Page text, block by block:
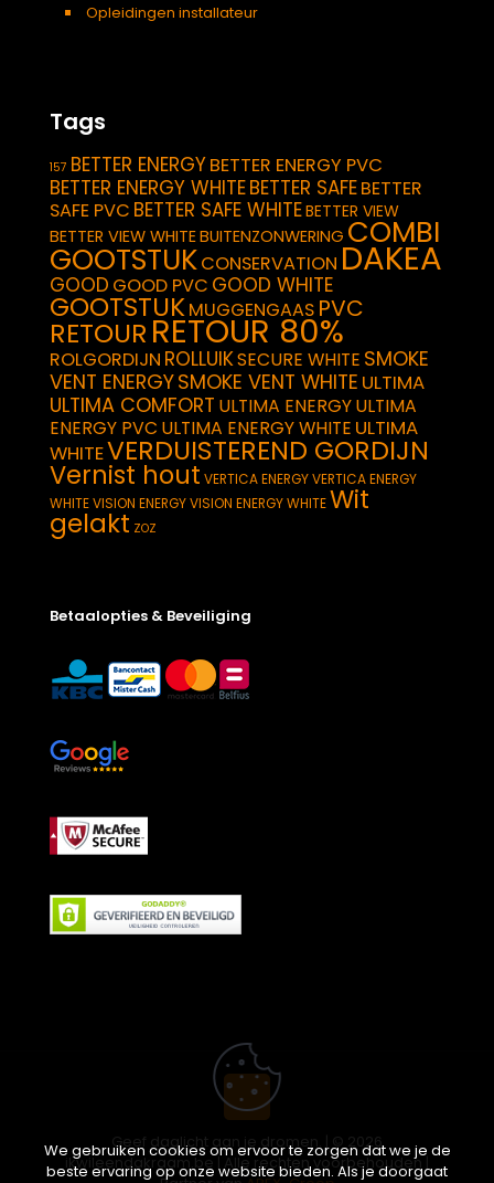
Opleidingen installateur
Tags
157 BETTER ENERGYBETTER ENERGY PVC
BETTER ENERGY WHITEBETTER SAFEBETTER
SAFE PVC BETTER SAFE WHITEBETTER VIEW
BETTER VIEW WHITEBUITENZONWERING COMBI
GOOTSTUKCONSERVATION DAKEA
GOOD GOOD PVC GOOD WHITE
GOOTSTUKMUGGENGAAS PVC
RETOUR RETOUR 80%
ROLGORDIJN ROLLUIKSECURE WHITE SMOKE
VENT ENERGYSMOKE VENT WHITE ULTIMA
ULTIMA COMFORT ULTIMA ENERGYULTIMA
ENERGY PVC ULTIMA ENERGY WHITE ULTIMA
WHITEVERDUISTEREND GORDIJN
Vernist hout VERTICA ENERGYVERTICA ENERGY
WHITEVISION ENERGYVISION ENERGY WHITEWit
gelakt ZOZ
Betaalopties & Beveiliging
Geef daglicht aan je dromen. | © 2026
ikwileendakraam.be | Alle rechten voorbehouden |
We gebruiken cookies om ervoor te zorgen dat we je de
beste ervaring op onze website bieden. Als je doorgaat